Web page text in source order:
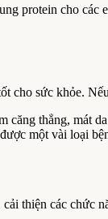
protein cho các
sức khỏe.
thẳng, mát
một vài loại
thiện các chức